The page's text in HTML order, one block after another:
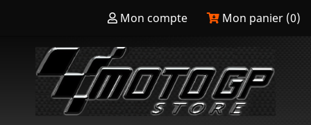
Mon compte Mon panier (0)